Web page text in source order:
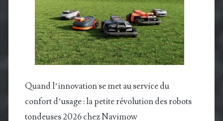
Quand l’innovation se met au service du
confort d’usage : la petite révolution des robots
tondeuses 2026 chez Navimow